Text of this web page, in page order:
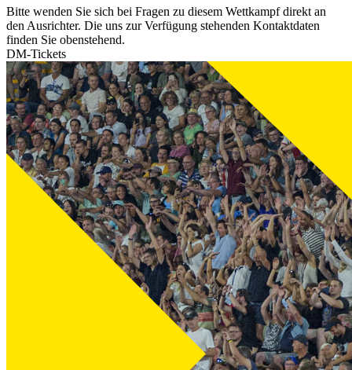
Bitte wenden Sie sich bei Fragen zu diesem Wettkampf direkt an
den Ausrichter. Die uns zur Verfügung stehenden Kontaktdaten
finden Sie obenstehend.
DM-Tickets